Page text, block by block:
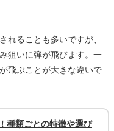
れることも多いですが、
狙いに弾が飛びます。一
飛ぶことが大きな違いで
種類ごとの特徴や選び